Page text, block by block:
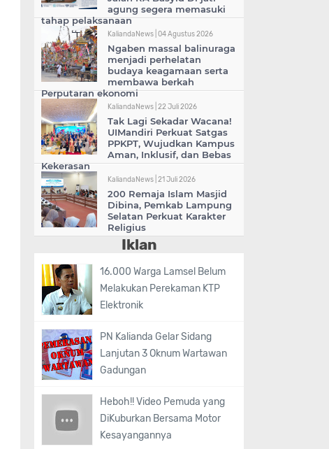
agung segera memasuki
tahap pelaksanaan
KaliandaNews | 04 Agustus 2026
Ngaben massal balinuraga
menjadi perhelatan
budaya keagamaan serta
membawa berkah
Perputaran ekonomi
KaliandaNews | 22 Juli 2026
Tak Lagi Sekadar Wacana!
UIMandiri Perkuat Satgas
PPKPT, Wujudkan Kampus
Aman, Inklusif, dan Bebas
Kekerasan
KaliandaNews | 21 Juli 2026
200 Remaja Islam Masjid
Dibina, Pemkab Lampung
Selatan Perkuat Karakter
Religius
Iklan
16.000 Warga Lamsel Belum
Melakukan Perekaman KTP
Elektronik
PN Kalianda Gelar Sidang
Lanjutan 3 Oknum Wartawan
Gadungan
Heboh!! Video Pemuda yang
DiKuburkan Bersama Motor
Kesayangannya